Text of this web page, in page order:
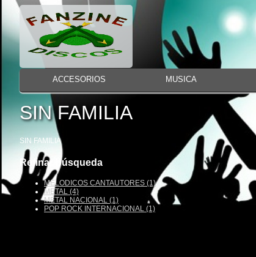
ACCESORIOS MUSICA
SIN FAMILIA
SIN FAMILIA
Refinar búsqueda
MELODICOS CANTAUTORES (1)
METAL (4)
METAL NACIONAL (1)
POP ROCK INTERNACIONAL (1)